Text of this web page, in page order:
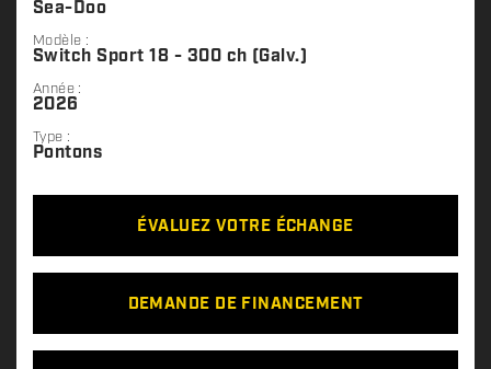
Sea-Doo
Modèle :
Switch Sport 18 - 300 ch (Galv.)
Année :
2026
Type :
Pontons
ÉVALUEZ VOTRE ÉCHANGE
DEMANDE DE FINANCEMENT